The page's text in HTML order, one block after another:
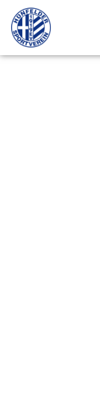
Inhalt
springen